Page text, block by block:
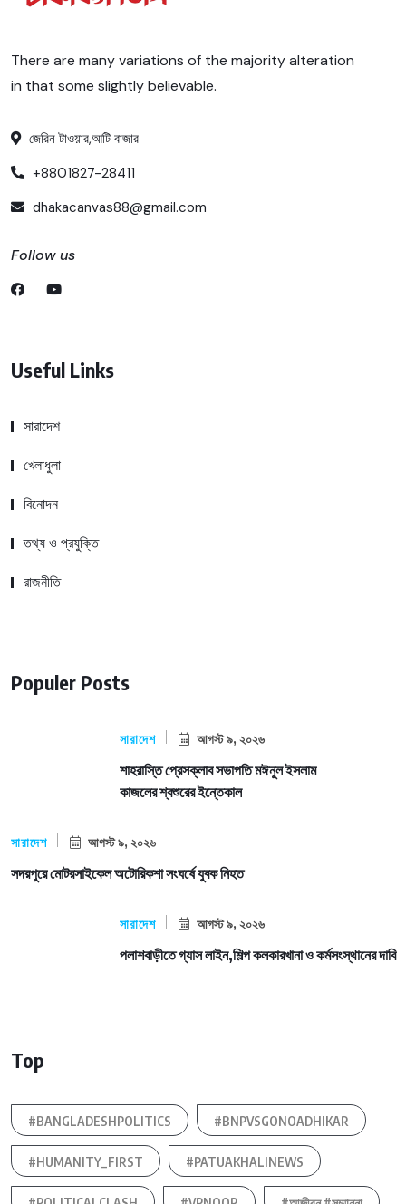
There are many variations of the majority alteration
in that some slightly believable.
জেরিন টাওয়ার,আটি বাজার
+8801827-28411
dhakacanvas88@gmail.com
Follow us
Useful Links
সারাদেশ
খেলাধুলা
বিনোদন
তথ্য ও প্রযুক্তি
রাজনীতি
Populer Posts
সারাদেশ আগস্ট ৯, ২০২৬
শাহরাস্তি প্রেসক্লাব সভাপতি মঈনুল ইসলাম
কাজলের শ্বশুরের ইন্তেকাল
সারাদেশ আগস্ট ৯, ২০২৬
সদরপুরে মোটরসাইকেল অটোরিকশা সংঘর্ষে যুবক নিহত
সারাদেশ আগস্ট ৯, ২০২৬
পলাশবাড়ীতে গ্যাস লাইন,শিল্প কলকারখানা ও কর্মসংস্থানের দাবি
Top
#BANGLADESHPOLITICS #BNPVSGONOADHIKAR
#HUMANITY_FIRST #PATUAKHALINEWS